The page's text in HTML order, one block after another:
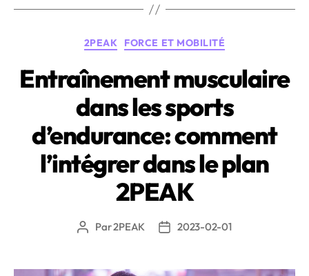
calcul
2PEAK »
Catégories
2PEAK FORCE ET MOBILITÉ
Entraînement musculaire
dans les sports
d’endurance: comment
l’intégrer dans le plan
2PEAK
Auteur
Par2PEAK
Date2023-02-01